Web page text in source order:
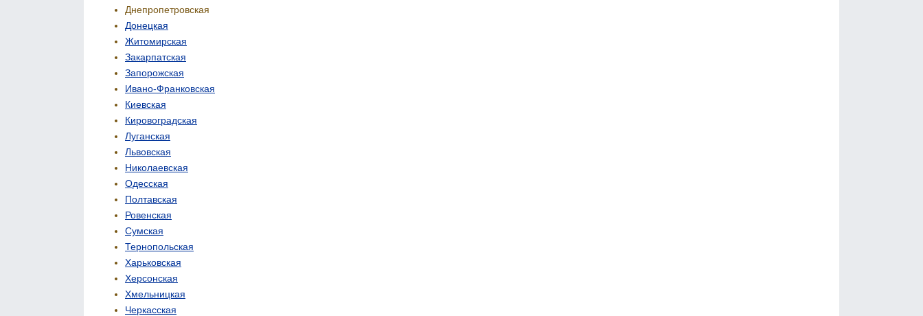
Днепропетровская
Донецкая
Житомирская
Закарпатская
Запорожская
Ивано-Франковская
Киевская
Кировоградская
Луганская
Львовская
Николаевская
Одесская
Полтавская
Ровенская
Сумская
Тернопольская
Харьковская
Херсонская
Хмельницкая
Черкасская